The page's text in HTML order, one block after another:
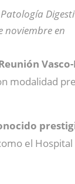
noviembre en
el